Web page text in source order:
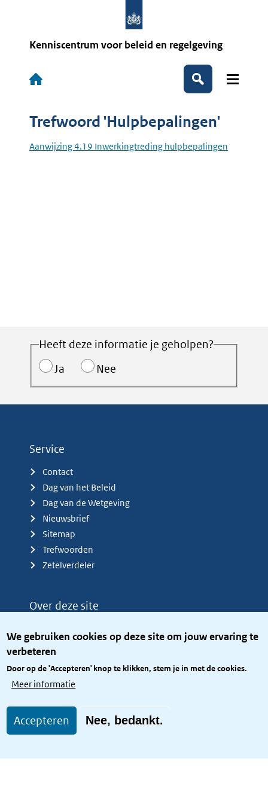
We gebruiken cookies op deze site om jouw ervaring te
verbeteren
Door op de 'Accepteren' knop te klikken, stem je in met de cookies.
Meer informatie
Accepteren Nee, bedankt.
Kenniscentrum voor beleid en regelgeving
Hoofdnavigatie
Zoeken
Trefwoord 'Hulpbepalingen'
Aanwijzing 4.19 Inwerkingtreding hulpbepalingen
Heeft deze informatie je geholpen?
Ja
Nee
Service
Contact
Dag van het Beleid
Dag van de Wetgeving
Nieuwsbrief
Sitemap
Trefwoorden
Zetelverdeler
Over deze site
Privacy
Toegang site openbaar
Toegankelijkheid